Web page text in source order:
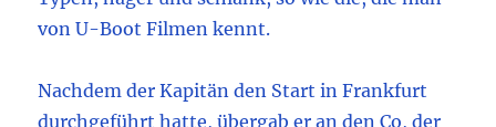
von U-Boot Filmen kennt.
Nachdem der Kapitän den Start in Frankfurt
durchgeführt hatte, übergab er an den Co, der